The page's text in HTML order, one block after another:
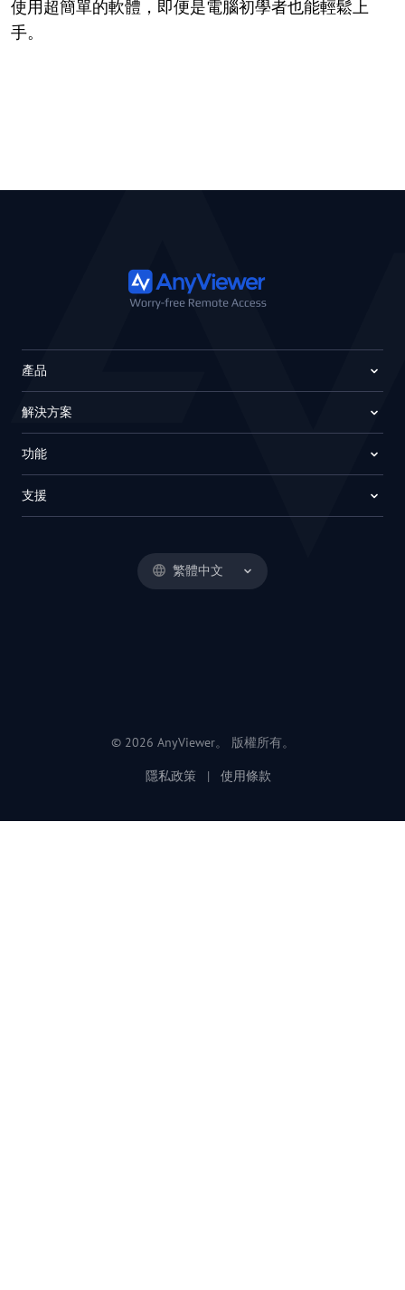
使用超簡單的軟體，即便是電腦初學者也能輕鬆上
手。
繁體中文
產品
解決方案
功能
支援
© 2026 AnyViewer。 版權所有。
隱私政策 | 使用條款